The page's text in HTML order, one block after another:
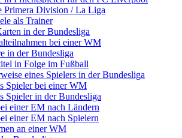
Primera Division / La Liga
als Trainer
in der Bundesliga
bei einer WM
in der Bundesliga
in Folge im Fußball
eines Spielers in der Bundesliga
Spieler bei einer WM
Spieler in der Bundesliga
einer EM nach Ländern
einer EM nach Spielern
an einer WM